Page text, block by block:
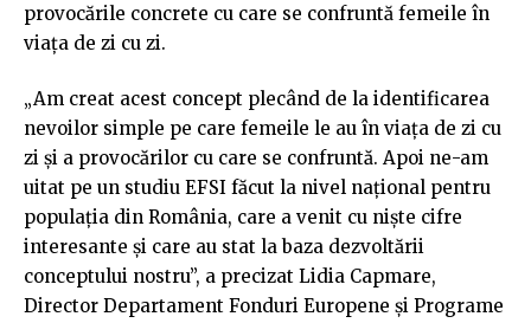
provocările concrete cu care se confruntă femeile în
viața de zi cu zi.
„Am creat acest concept plecând de la identificarea
nevoilor simple pe care femeile le au în viața de zi cu
zi și a provocărilor cu care se confruntă. Apoi ne-am
uitat pe un studiu EFSI făcut la nivel național pentru
populația din România, care a venit cu niște cifre
interesante și care au stat la baza dezvoltării
conceptului nostru”, a precizat Lidia Capmare,
Director Departament Fonduri Europene și Programe